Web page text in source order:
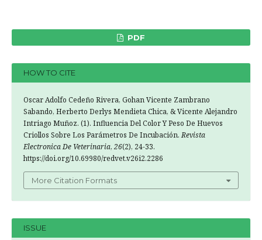
PDF
HOW TO CITE
Oscar Adolfo Cedeño Rivera, Gohan Vicente Zambrano
Sabando, Herberto Derlys Mendieta Chica, & Vicente Alejandro
Intriago Muñoz. (1). Influencia Del Color Y Peso De Huevos
Criollos Sobre Los Parámetros De Incubación.Revista
Electronica De Veterinaria, 26(2), 24-33.
https://doi.org/10.69980/redvet.v26i2.2286
More Citation Formats
ISSUE